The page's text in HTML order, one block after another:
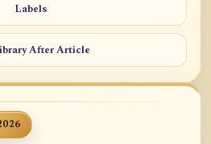
Labels
After Article